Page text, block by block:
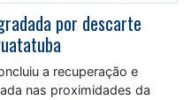
por descarte
a recuperação e
nas proximidades da